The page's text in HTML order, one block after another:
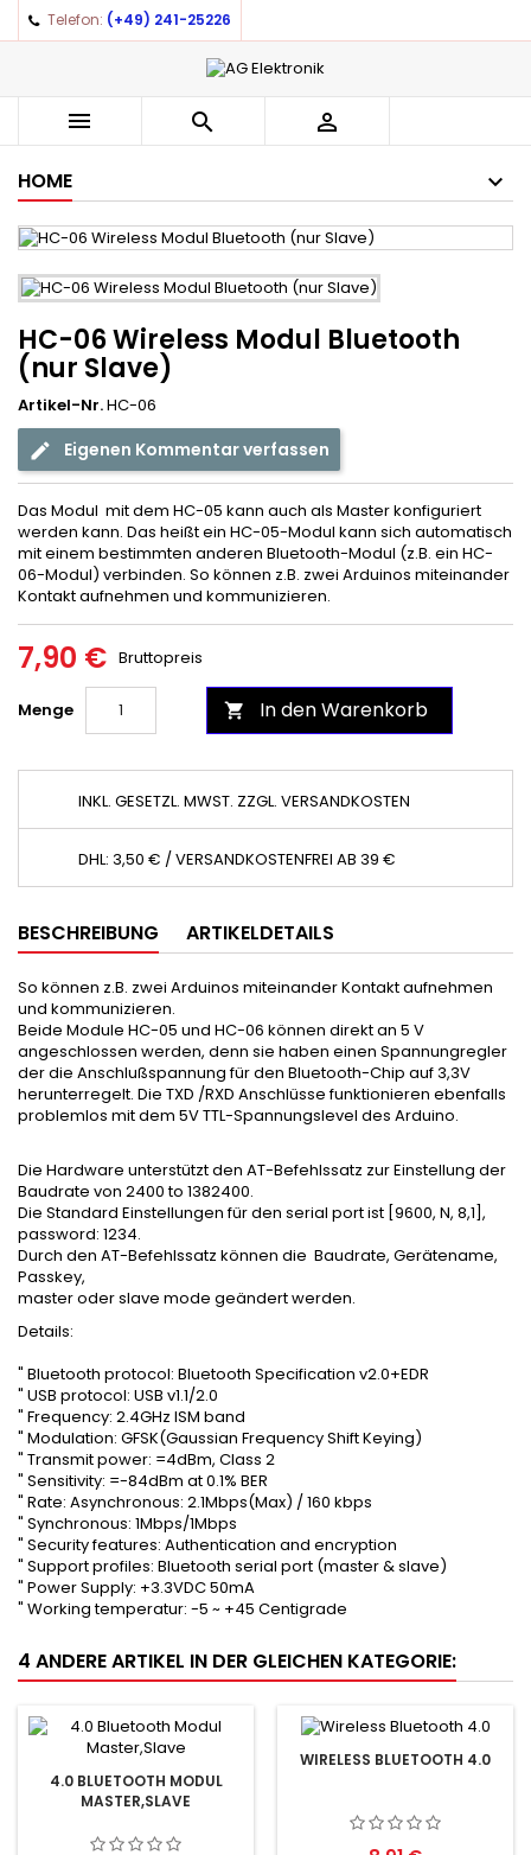
Telefon: (+49) 241-25226
  
HOME
HC-06 Wireless Modul Bluetooth
(nur Slave)
Artikel-Nr.HC-06
Eigenen Kommentar verfassen
Das Modul mit dem HC-05 kann auch als Master konfiguriert
werden kann. Das heißt ein HC-05-Modul kann sich automatisch
mit einem bestimmten anderen Bluetooth-Modul (z.B. ein HC-
06-Modul) verbinden. So können z.B. zwei Arduinos miteinander
Kontakt aufnehmen und kommunizieren.
7,90 € Bruttopreis
Menge  In den Warenkorb
INKL. GESETZL. MWST. ZZGL. VERSANDKOSTEN
DHL: 3,50 € / VERSANDKOSTENFREI AB 39 €
BESCHREIBUNG ARTIKELDETAILS
So können z.B. zwei Arduinos miteinander Kontakt aufnehmen
und kommunizieren.
Beide Module HC-05 und HC-06 können direkt an 5 V
angeschlossen werden, denn sie haben einen Spannungregler
der die Anschlußspannung für den Bluetooth-Chip auf 3,3V
herunterregelt. Die TXD /RXD Anschlüsse funktionieren ebenfalls
problemlos mit dem 5V TTL-Spannungslevel des Arduino.
Die Hardware unterstützt den AT-Befehlssatz zur Einstellung der
Baudrate von 2400 to 1382400.
Die Standard Einstellungen für den serial port ist [9600, N, 8,1],
password: 1234.
Durch den AT-Befehlssatz können die Baudrate, Gerätename,
Passkey,
master oder slave mode geändert werden.
Details:
" Bluetooth protocol: Bluetooth Specification v2.0+EDR
" USB protocol: USB v1.1/2.0
" Frequency: 2.4GHz ISM band
" Modulation: GFSK(Gaussian Frequency Shift Keying)
" Transmit power: =4dBm, Class 2
" Sensitivity: =-84dBm at 0.1% BER
" Rate: Asynchronous: 2.1Mbps(Max) / 160 kbps
" Synchronous: 1Mbps/1Mbps
" Security features: Authentication and encryption
" Support profiles: Bluetooth serial port (master & slave)
" Power Supply: +3.3VDC 50mA
" Working temperatur: -5 ~ +45 Centigrade
4 ANDERE ARTIKEL IN DER GLEICHEN KATEGORIE:
4.0 BLUETOOTH MODUL
MASTER,SLAVE
WIRELESS BLUETOOTH 4.0
Auf meine Wunschliste ×
add_circle_outlineCreate new list
((title)) ×
((label))
((cancelText)) ((createText))
Anmelden ×
You need to be logged in to save products in your
wishlist.
((cancelText)) ((loginText))